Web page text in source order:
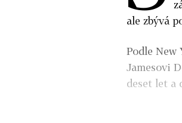
ale zbývá
Podle
Jamesovi
deset let a